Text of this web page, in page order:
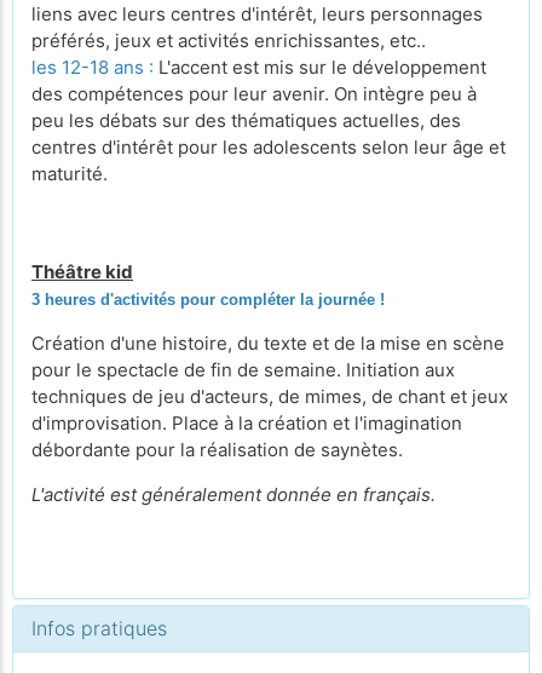
liens avec leurs centres d'intérêt, leurs personnages
préférés, jeux et activités enrichissantes, etc..
les 12-18 ans : L'accent est mis sur le développement
des compétences pour leur avenir. On intègre peu à
peu les débats sur des thématiques actuelles, des
centres d'intérêt pour les adolescents selon leur âge et
maturité.
Théâtre kid
3 heures d'activités pour compléter la journée !
Création d'une histoire, du texte et de la mise en scène
pour le spectacle de fin de semaine. Initiation aux
techniques de jeu d'acteurs, de mimes, de chant et jeux
d'improvisation. Place à la création et l'imagination
débordante pour la réalisation de saynètes.
L'activité est généralement donnée en français.
Infos pratiques